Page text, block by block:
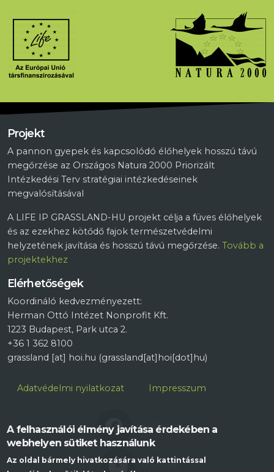
Projekt
A pannon gyepek és kapcsolódó élőhelyek hosszú távú
megőrzése az Országos Natura 2000 Priorizált
Intézkedési Terv stratégiai intézkedéseinek
megvalósításával
A LIFE IP GRASSLAND-HU projekt célja a füves élőhelyek
és az ezekhez kötődő fajok természetvédelmi
helyzetének javítása és hosszú távú megőrzése. Tovább a
projektekhez
Elérhetőségek
Koordináló kedvezményezett:
Herman Ottó Intézet Nonprofit Kft.
1223 Budapest, Park utca 2.
+36 1 362 8100
grassland [at] hoi.hu (grassland[at]hoi[dot]hu)
Lábléc
Adatvédelmi nyilatkozat Impresszum
FACEBOOK
YOUTUBE
A felhasználói élmény javítása érdekében a
webhelyen sütiket használunk
Az oldal bármely hivatkozására való kattintással